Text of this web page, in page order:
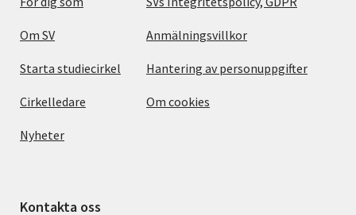
Om SV
Starta studiecirkel
Cirkelledare
Nyheter
Anmälningsvillkor
Hantering av personuppgifter
Om cookies
Kontakta oss